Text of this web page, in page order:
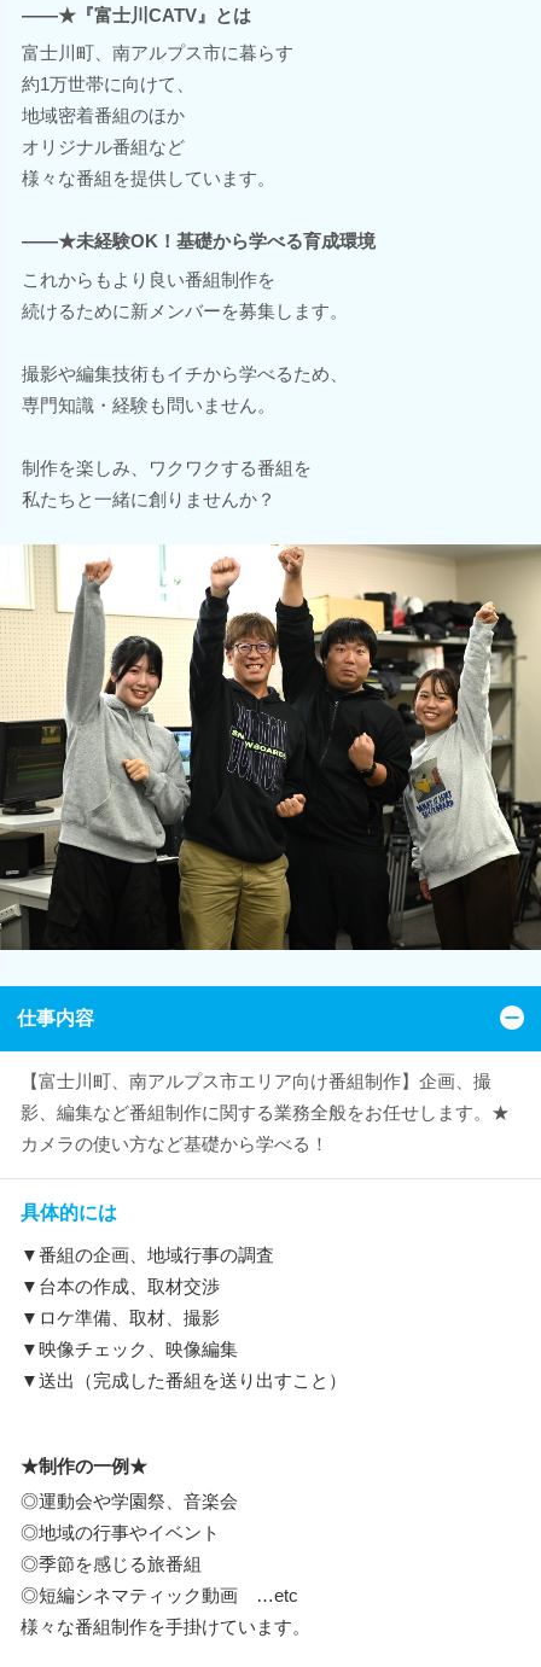
――★『富士川CATV』とは
富士川町、南アルプス市に暮らす
約1万世帯に向けて、
地域密着番組のほか
オリジナル番組など
様々な番組を提供しています。
――★未経験OK！基礎から学べる育成環境
これからもより良い番組制作を
続けるために新メンバーを募集します。
撮影や編集技術もイチから学べるため、
専門知識・経験も問いません。
制作を楽しみ、ワクワクする番組を
私たちと一緒に創りませんか？
仕事内容
【富士川町、南アルプス市エリア向け番組制作】企画、撮
影、編集など番組制作に関する業務全般をお任せします。★
カメラの使い方など基礎から学べる！
具体的には
▼番組の企画、地域行事の調査
▼台本の作成、取材交渉
▼ロケ準備、取材、撮影
▼映像チェック、映像編集
▼送出（完成した番組を送り出すこと）
★制作の一例★
◎運動会や学園祭、音楽会
◎地域の行事やイベント
◎季節を感じる旅番組
◎短編シネマティック動画 …etc
様々な番組制作を手掛けています。